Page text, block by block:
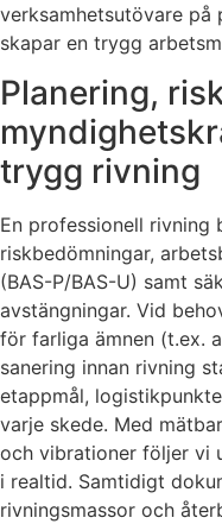
verksamhetsutövare på
skapar en trygg
Planering,
trygg rivning
En professionell
riskbedömningar,
(BAS-P/BAS-U) samt
avstängningar. Vid
för farliga ämnen (t.ex.
sanering innan rivning
etappmål,
varje skede. Med
och vibrationer följer vi
i realtid. Samtidigt
rivningsmassor och